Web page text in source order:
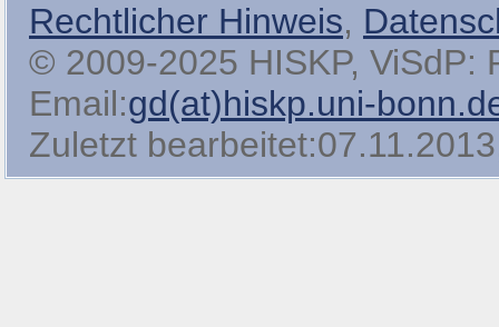
Rechtlicher Hinweis,
© 2009-2025 HISKP, ViSdP:
Email:gd(at)hiskp.uni-
Zuletzt